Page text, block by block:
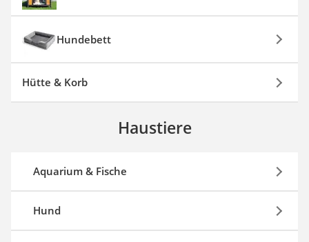
Hundebett
Hütte & Korb
Haustiere
Aquarium & Fische
Hund